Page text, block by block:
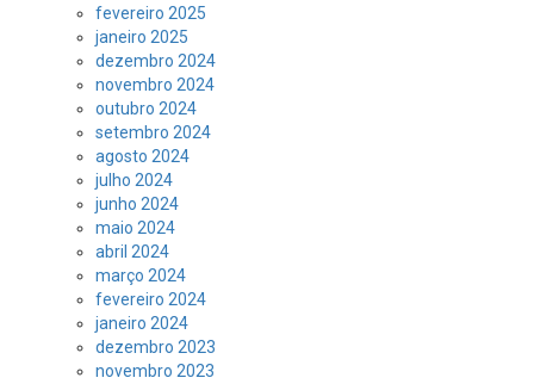
fevereiro 2025
janeiro 2025
dezembro 2024
novembro 2024
outubro 2024
setembro 2024
agosto 2024
julho 2024
junho 2024
maio 2024
abril 2024
março 2024
fevereiro 2024
janeiro 2024
dezembro 2023
novembro 2023